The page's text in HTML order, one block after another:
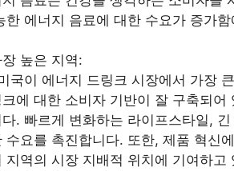
한 에너지 음료에 대한 수요가 증가
높은 지역:
국이 에너지 드링크 시장에서 가장
에 대한 소비자 기반이 잘 구축되
. 빠르게 변화하는 라이프스타일,
수요를 촉진합니다. 또한, 제품 혁신
지역의 시장 지배적 위치에 기여하고